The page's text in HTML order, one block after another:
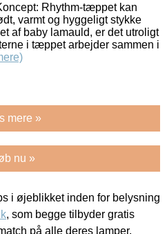
Rhythm-tæppet kan
varmt og hyggeligt stykke
af baby lamauld, er det utroligt
i tæppet arbejder sammen i
mere »
nu »
i øjeblikket inden for belysning
, som begge tilbyder gratis
på alle deres lamper.